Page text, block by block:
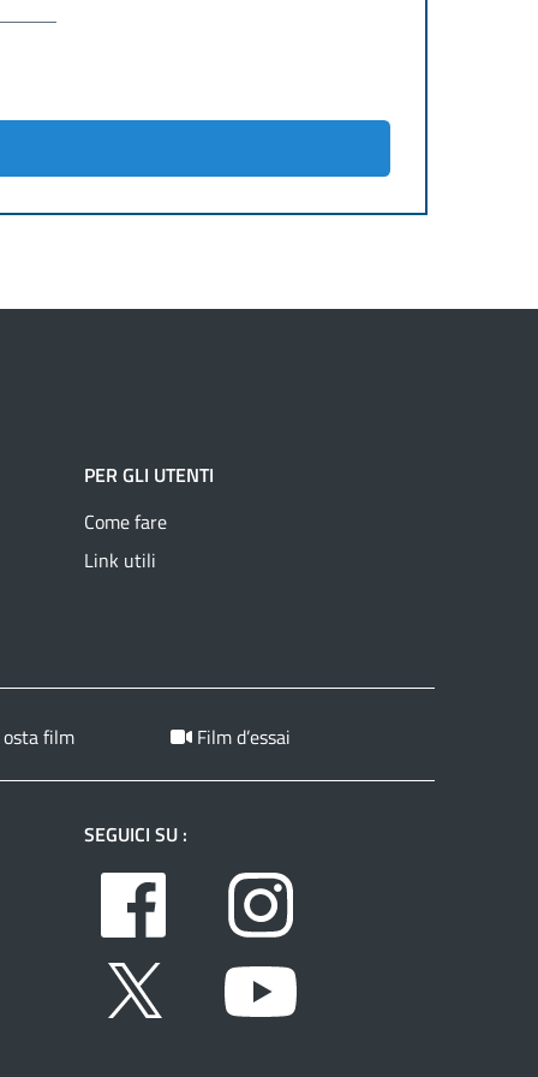
PER GLI UTENTI
Come fare
Link utili
film Film d’essai
SEGUICI SU :
Facebook
Twitter